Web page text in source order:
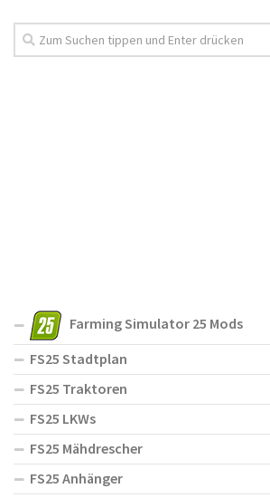
Farming Simulator 25 Mods
FS25 Stadtplan
FS25 Traktoren
FS25 LKWs
FS25 Mähdrescher
FS25 Anhänger